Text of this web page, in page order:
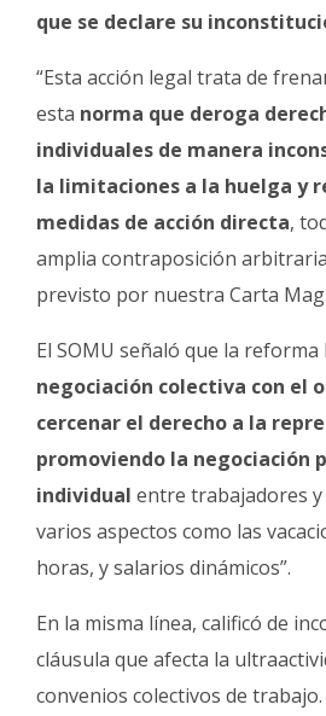
que se declare su
“Esta acción legal trata de
esta norma que deroga
individuales de manera
la limitaciones a la huelga y
medidas de acción directa,
amplia contraposición
previsto por nuestra Carta
El SOMU señaló que la
negociación colectiva con el
cercenar el derecho a la
promoviendo la negociación
individual entre trabajadores
varios aspectos como las
horas, y salarios dinámicos”.
En la misma línea, calificó de
cláusula que afecta la
convenios colectivos de trabajo.